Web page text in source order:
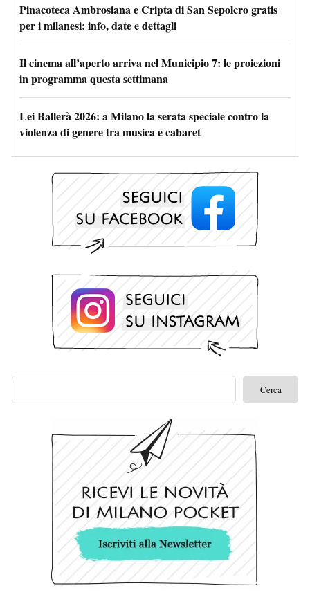
Pinacoteca Ambrosiana e Cripta di San Sepolcro gratis
per i milanesi: info, date e dettagli
Il cinema all’aperto arriva nel Municipio 7: le proiezioni
in programma questa settimana
Lei Ballerà 2026: a Milano la serata speciale contro la
violenza di genere tra musica e cabaret